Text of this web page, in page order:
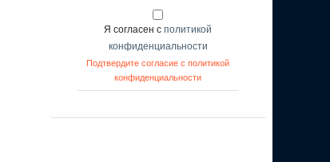
Я согласен с политикой
конфиденциальности
Подтвердите согласие с политикой
конфиденциальности